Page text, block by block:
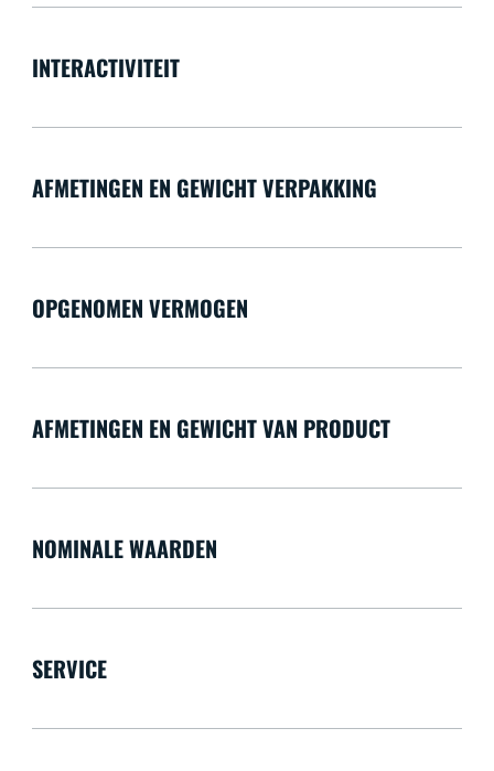
INTERACTIVITEIT
AFMETINGEN EN GEWICHT VERPAKKING
OPGENOMEN VERMOGEN
AFMETINGEN EN GEWICHT VAN PRODUCT
NOMINALE WAARDEN
SERVICE